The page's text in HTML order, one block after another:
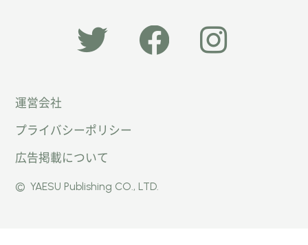
ン
パー」
公式 Faceb
運営会社
プライバシーポリシー
広告掲載について
© YAESU Publishing CO., LTD.